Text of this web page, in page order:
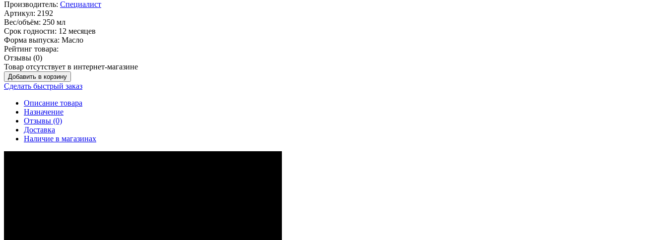
Производитель: Специалист
Артикул: 2192
Вес/объём: 250 мл
Срок годности: 12 месяцев
Форма выпуска: Масло
Рейтинг товара:
Отзывы (0)
Товар отсутствует в интернет-магазине
Добавить в корзину
Сделать быстрый заказ
Описание товара
Назначение
Отзывы (0)
Доставка
Наличие в магазинах